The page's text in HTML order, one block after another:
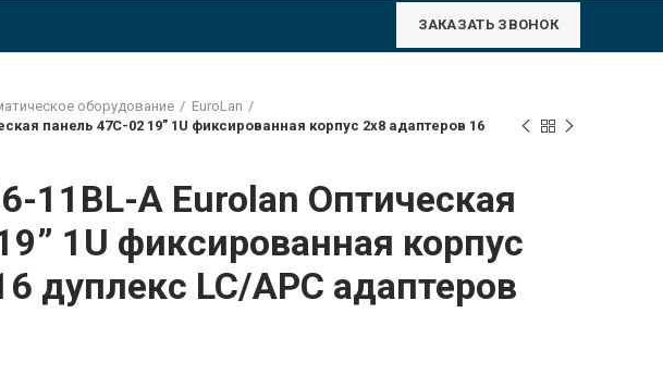
ЗАКАЗАТЬ ЗВОНОК
оборудование
EuroLan
панель 47C-02 19” 1U фиксированная корпус 2х8 адаптеров 16
11BL-A Eurolan Оптическая
1U фиксированная корпус
дуплекс LC/APC адаптеров